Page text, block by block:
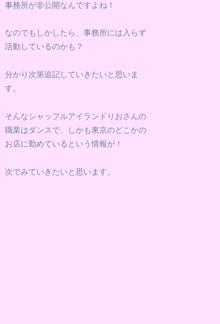
事務所が非公開なんですよね！
なのでもしかしたら、事務所には入らず
活動しているのかも？
分かり次第追記していきたいと思いま
す。
そんなシャッフルアイランドりおさんの
職業はダンスで、しかも東京のどこかの
お店に勤めているという情報が！
次でみていきたいと思います。